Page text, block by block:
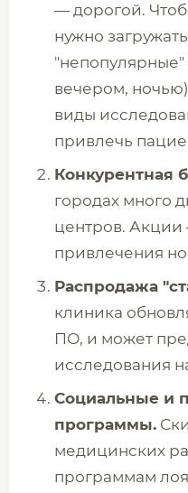
— дорогой.
нужно
вечером,
виды
привлечь
Конкурентная
городах много
центров.
привлечения
Распродажа
клиника
ПО, и может
исследования
Социальные и
программы.
медицинских
программам